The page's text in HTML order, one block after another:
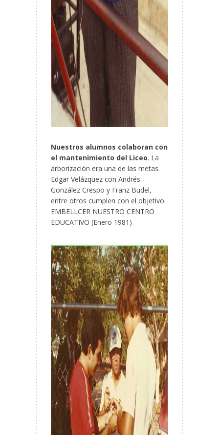
Nuestros alumnos colaboran con
el mantenimiento del Liceo. La
arborización era una de las metas.
Edgar Velázquez con Andrés
González Crespo y Franz Budel,
entre otros cumplen con el objetivo:
EMBELLCER NUESTRO CENTRO
EDUCATIVO (Enero 1981)